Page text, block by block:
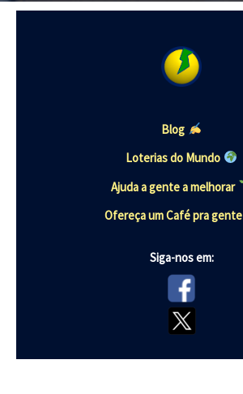
Blog
Loterias do Mundo
Ajuda a gente a melhorar
Ofereça um Café pra gente
Siga-nos em: